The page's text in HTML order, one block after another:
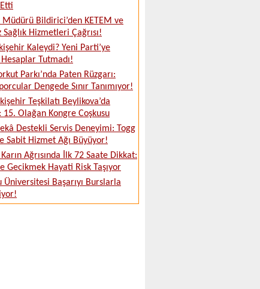
Müdürü Bildirici’den KETEM ve
Sağlık Hizmetleri Çağrısı!
Kaleydi? Yeni Parti’ye
Tutmadı!
Parkı’nda Paten Rüzgarı:
Dengede Sınır Tanımıyor!
Teşkilatı Beylikova’da
15. Olağan Kongre Coşkusu
Destekli Servis Deneyimi: Togg
Sabit Hizmet Ağı Büyüyor!
Ağrısında İlk 72 Saate Dikkat:
Gecikmek Hayati Risk Taşıyor
Üniversitesi Başarıyı Burslarla